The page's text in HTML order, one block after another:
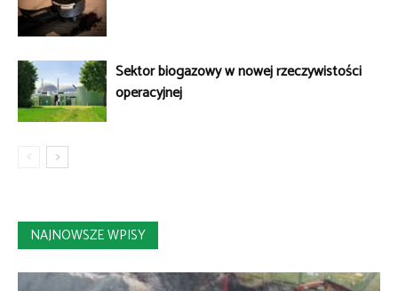
Sektor biogazowy w nowej rzeczywistości
operacyjnej
NAJNOWSZE WPISY